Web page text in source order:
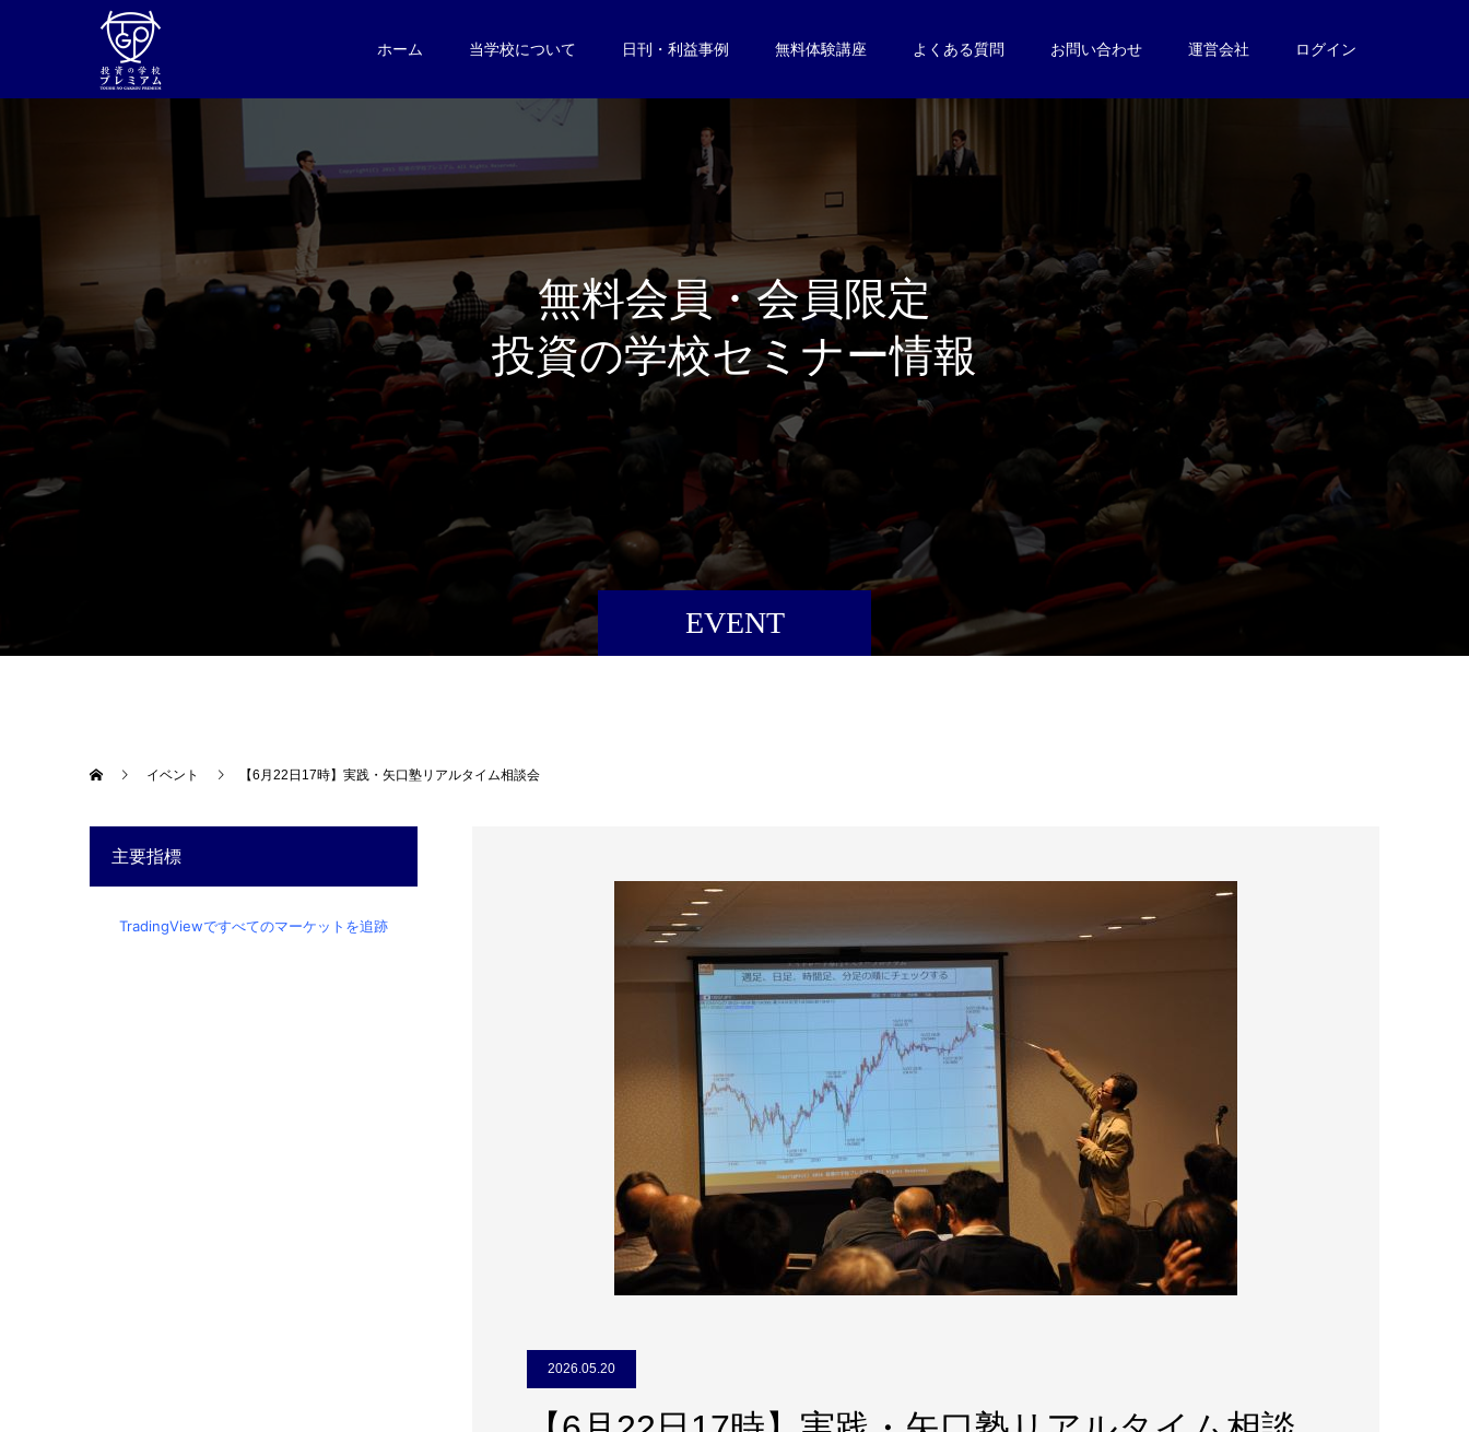
ホーム 当学校について 日刊・利益事例 無料体験講座 よくある質問 お問い合わせ 運営会社 ログイン
EVENT
無料会員・会員 限定
投資の学校セミナー情報
イベント 【6月22日17時】実践・矢口塾リアルタイム相談会
2026.05.20
主要指標
TradingViewですべてのマーケットを追跡